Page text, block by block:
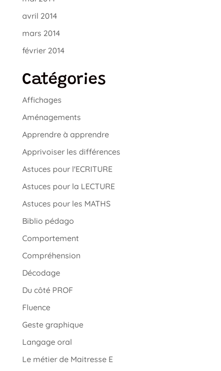
avril 2014
mars 2014
février 2014
Catégories
Affichages
Aménagements
Apprendre à apprendre
Apprivoiser les différences
Astuces pour l'ECRITURE
Astuces pour la LECTURE
Astuces pour les MATHS
Biblio pédago
Comportement
Compréhension
Décodage
Du côté PROF
Fluence
Geste graphique
Langage oral
Le métier de Maitresse E